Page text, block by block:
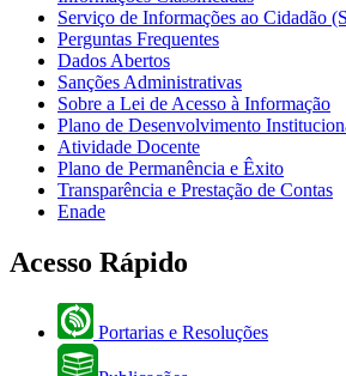
Serviço de Informações ao Cidadão
Perguntas Frequentes
Dados Abertos
Sanções Administrativas
Sobre a Lei de Acesso à Informação
Plano de Desenvolvimento
Atividade Docente
Plano de Permanência e Êxito
Transparência e Prestação de Contas
Enade
Acesso Rápido
Portarias e Resoluções